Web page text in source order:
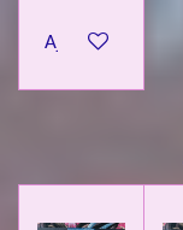
Ajouter au panier